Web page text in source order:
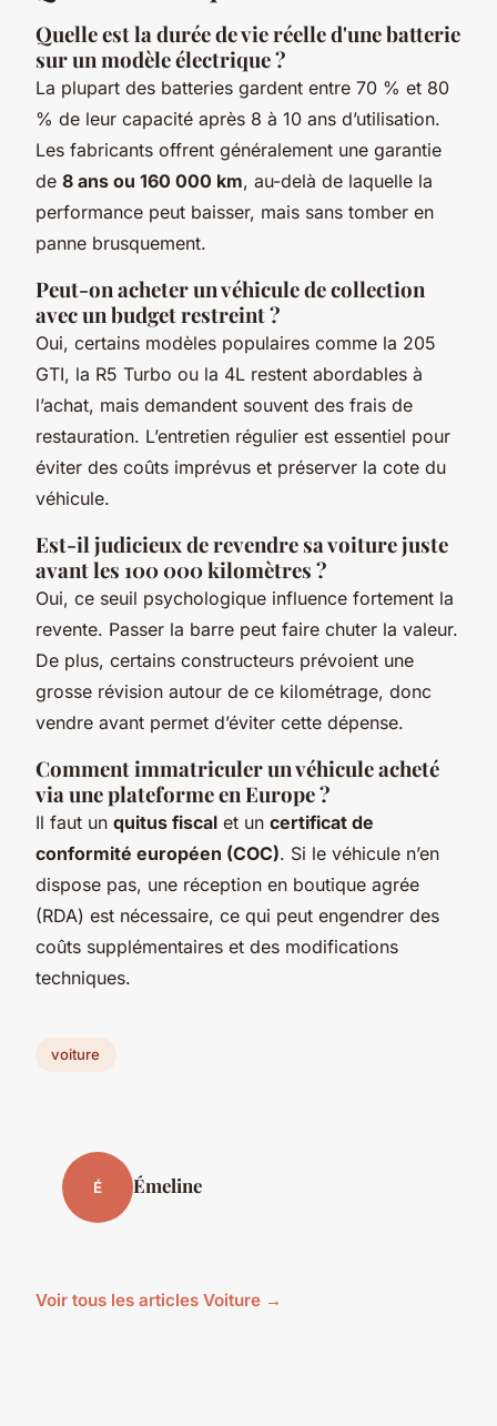
Quelle est la durée de vie réelle d'une batterie
sur un modèle électrique ?
La plupart des batteries gardent entre 70 % et 80
% de leur capacité après 8 à 10 ans d’utilisation.
Les fabricants offrent généralement une garantie
de 8 ans ou 160 000 km, au-delà de laquelle la
performance peut baisser, mais sans tomber en
panne brusquement.
Peut-on acheter un véhicule de collection
avec un budget restreint ?
Oui, certains modèles populaires comme la 205
GTI, la R5 Turbo ou la 4L restent abordables à
l’achat, mais demandent souvent des frais de
restauration. L’entretien régulier est essentiel pour
éviter des coûts imprévus et préserver la cote du
véhicule.
Est-il judicieux de revendre sa voiture juste
avant les 100 000 kilomètres ?
Oui, ce seuil psychologique influence fortement la
revente. Passer la barre peut faire chuter la valeur.
De plus, certains constructeurs prévoient une
grosse révision autour de ce kilométrage, donc
vendre avant permet d’éviter cette dépense.
Comment immatriculer un véhicule acheté
via une plateforme en Europe ?
Il faut un quitus fiscal et un certificat de
conformité européen (COC). Si le véhicule n’en
dispose pas, une réception en boutique agrée
(RDA) est nécessaire, ce qui peut engendrer des
coûts supplémentaires et des modifications
techniques.
voiture
É Émeline
Voir tous les articles Voiture →